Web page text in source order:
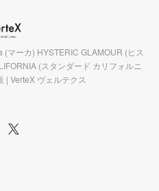
マーカ) HYSTERIC GLAMOUR (ヒス
(スタンダード カリフォルニ
| VerteX ヴェルテクス